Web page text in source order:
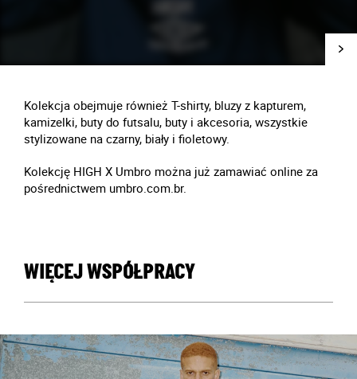
Kolekcja obejmuje również T-shirty, bluzy z kapturem,
kamizelki, buty do futsalu, buty i akcesoria, wszystkie
stylizowane na czarny, biały i fioletowy.
Kolekcję HIGH X Umbro można już zamawiać online za
pośrednictwem umbro.com.br.
WIĘCEJ WSPÓŁPRACY